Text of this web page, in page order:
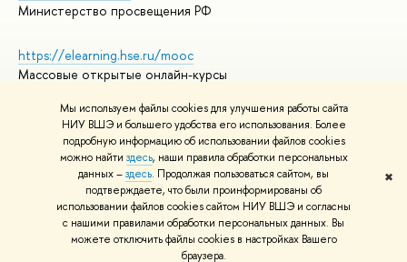
Мы используем файлы cookies для улучшения работы сайта
НИУ ВШЭ и большего удобства его использования. Более
подробную информацию об использовании файлов cookies
можно найти здесь, наши правила обработки персональных
данных –здесь. Продолжая пользоваться сайтом, вы
подтверждаете, что были проинформированы об
использовании файлов cookies сайтом НИУ ВШЭ и согласны
с нашими правилами обработки персональных данных. Вы
можете отключить файлы cookies в настройках Вашего
браузера.
✖
Министерство просвещения РФ
https://elearning.hse.ru/mooc
Массовые открытые онлайн-курсы
© НИУ ВШЭ 1993–2026
Адреса и контакты
Условия использования материалов
Политика конфиденциальности
Правила применения рекомендательных технологий в НИУ ВШЭ
Карта сайта